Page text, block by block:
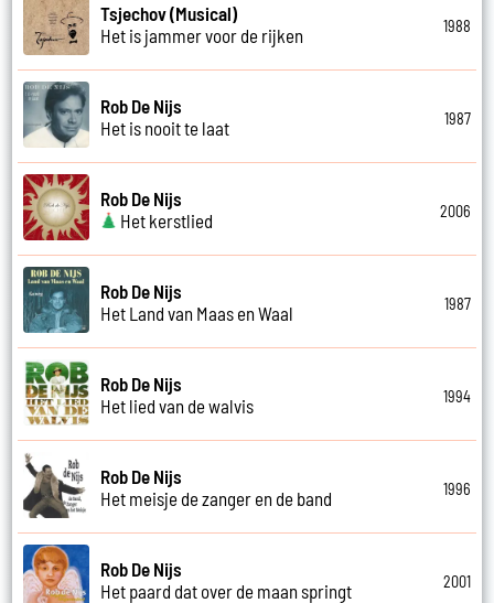
Tsjechov (Musical)
Het is jammer voor de rijken
1988
Rob De Nijs
Het is nooit te laat
1987
Rob De Nijs
Het kerstlied
2006
Rob De Nijs
Het Land van Maas en Waal
1987
Rob De Nijs
Het lied van de walvis
1994
Rob De Nijs
Het meisje de zanger en de band
1996
Rob De Nijs
Het paard dat over de maan springt
2001